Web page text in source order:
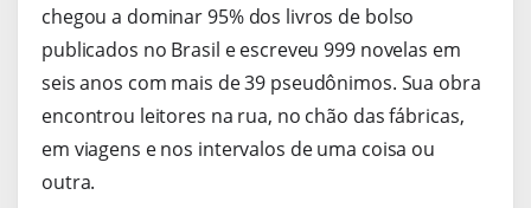
chegou a dominar 95% dos livros de bolso
publicados no Brasil e escreveu 999 novelas em
seis anos com mais de 39 pseudônimos. Sua obra
encontrou leitores na rua, no chão das fábricas,
em viagens e nos intervalos de uma coisa ou
outra.